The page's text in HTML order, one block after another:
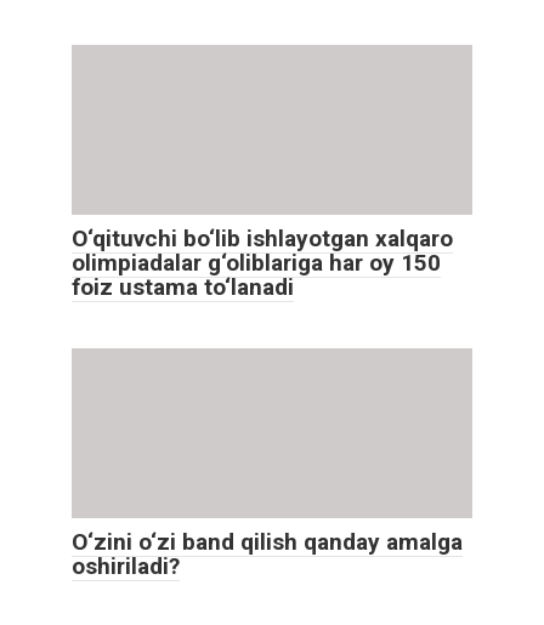
O‘qituvchi bo‘lib ishlayotgan xalqaro
olimpiadalar g‘oliblariga har oy 150
foiz ustama to‘lanadi
O‘zini o‘zi band qilish qanday amalga
oshiriladi?